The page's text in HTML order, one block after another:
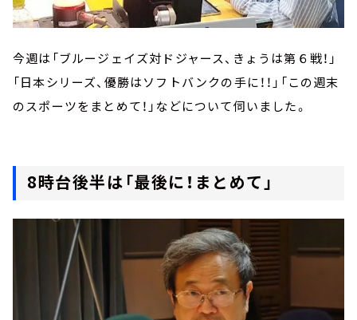
今週は「ブルージェイズ対ドジャース、きょうは第６戦！」
「日本シリーズ、優勝はソフトバンクの手に！！」「この週末
のスポーツをまとめて！」などについて伺いました。
8時台後半は「最後に！まとめて」